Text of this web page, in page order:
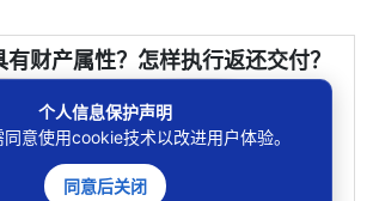
有财产属性？怎样执行返还交付？
个人信息保护声明
意使用cookie技术以改进用户体验。
同意后关闭